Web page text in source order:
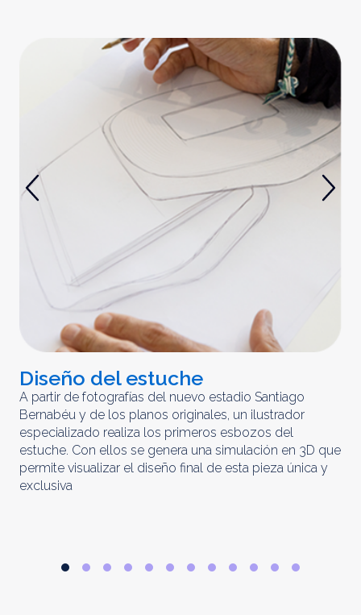
Diseño del estuche
A partir de fotografías del nuevo estadio Santiago
Bernabéu y de los planos originales, un ilustrador
especializado realiza los primeros esbozos del
estuche. Con ellos se genera una simulación en 3D que
permite visualizar el diseño final de esta pieza única y
exclusiva